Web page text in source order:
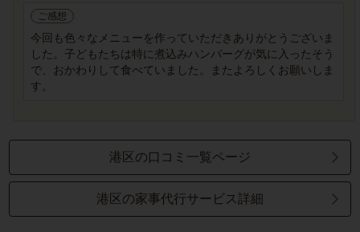
ご感想
今回も色々なメニューを作っていただきありがとうございま
した。子どもたちは特に煮込みハンバーグが気に入ったそう
で、おかわりして食べていました。またよろしくお願いしま
す。
港区の口コミ一覧ページ
港区の家事代行サービス詳細